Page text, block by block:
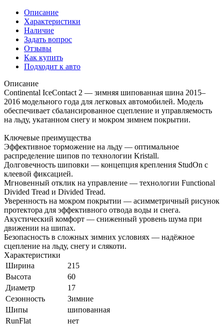
Описание
Характеристики
Наличие
Задать вопрос
Отзывы
Как купить
Подходит к авто
Описание
Continental IceContact 2 — зимняя шипованная шина 2015–
2016 модельного года для легковых автомобилей. Модель
обеспечивает сбалансированное сцепление и управляемость
на льду, укатанном снегу и мокром зимнем покрытии.
Ключевые преимущества
Эффективное торможение на льду — оптимальное
распределение шипов по технологии Kristall.
Долговечность шиповки — концепция крепления StudOn с
клеевой фиксацией.
Мгновенный отклик на управление — технологии Functional
Divided Tread и Divided Tread.
Уверенность на мокром покрытии — асимметричный рисунок
протектора для эффективного отвода воды и снега.
Акустический комфорт — сниженный уровень шума при
движении на шипах.
Безопасность в сложных зимних условиях — надёжное
сцепление на льду, снегу и слякоти.
Характеристики
Ширина
215
Высота
60
Диаметр
17
Сезонность
Зимние
Шипы
шипованная
RunFlat
нет